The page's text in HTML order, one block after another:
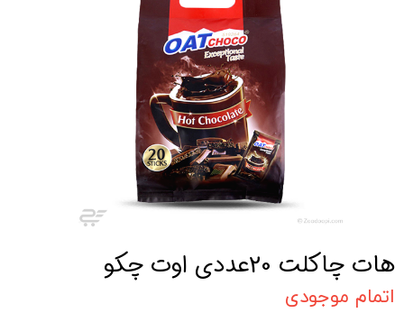
هات چاکلت 20عددی اوت چکو
اتمام موجودی